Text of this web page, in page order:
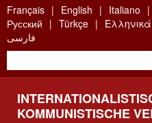
Skip
to
main
content
Français English Italiano
Русский
Türkçe Ελληνικά
فارسی
KOMMUNISTISCHE